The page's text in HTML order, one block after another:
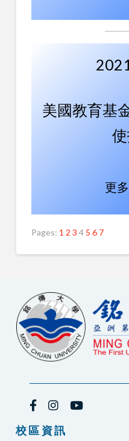
美國教育基
更
Pages: 1 2 3 4 5 6 7
校區資訊